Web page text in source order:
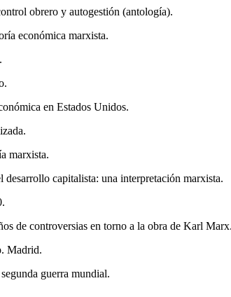
obrero y autogestión (antología).
económica marxista.
en Estados Unidos.
marxista.
desarrollo capitalista: una interpretación marxista.
de controversias en torno a la obra de Karl Marx.
Madrid.
guerra mundial.